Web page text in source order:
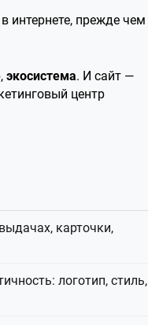
интернете, прежде чем
, экосистема. И сайт —
центр
карточки,
логотип, стиль,